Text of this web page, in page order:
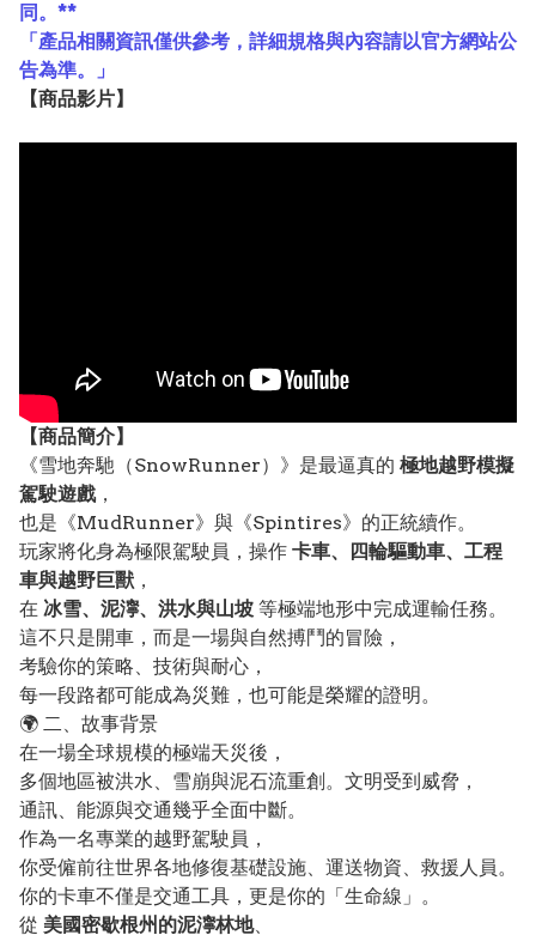
同。**
「產品相關資訊僅供參考，詳細規格與內容請以官方網站公
告為準。」
【商品影片】
【商品簡介】
《雪地奔馳（SnowRunner）》是最逼真的 極地越野模擬
駕駛遊戲，
也是《MudRunner》與《Spintires》的正統續作。
玩家將化身為極限駕駛員，操作 卡車、四輪驅動車、工程
車與越野巨獸 ，
在 冰雪、泥濘、洪水與山坡 等極端地形中完成運輸任務。
這不只是開車，而是一場與自然搏鬥的冒險，
考驗你的策略、技術與耐心，
每一段路都可能成為災難，也可能是榮耀的證明。
🌍 二、故事背景
在一場全球規模的極端天災後，
多個地區被洪水、雪崩與泥石流重創。文明受到威脅，
通訊、能源與交通幾乎全面中斷。
作為一名專業的越野駕駛員，
你受僱前往世界各地修復基礎設施、運送物資、救援人員。
你的卡車不僅是交通工具，更是你的「生命線」。
從 美國密歇根州的泥濘林地、